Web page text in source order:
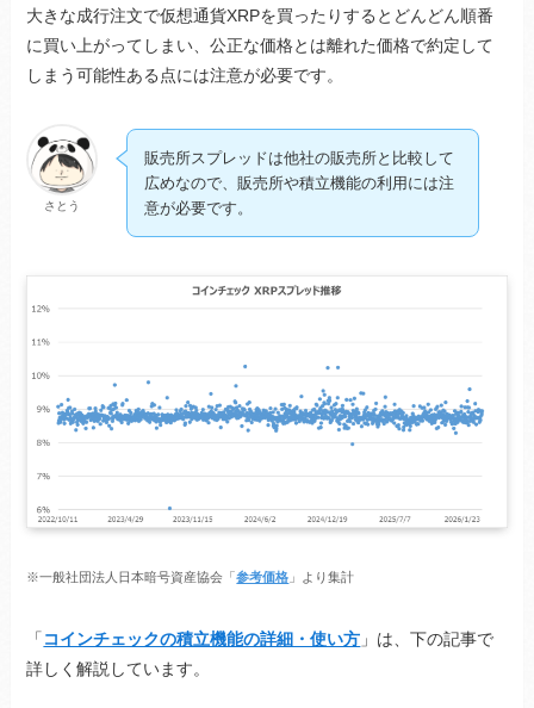
大きな成行注文で仮想通貨XRPを買ったりするとどんどん順番
に買い上がってしまい、公正な価格とは離れた価格で約定して
しまう可能性ある点には注意が必要です。
さとう
販売所スプレッドは他社の販売所と比較して
広めなので、販売所や積立機能の利用には注
意が必要です。
※一般社団法人日本暗号資産協会「参考価格 」より集計
「 コインチェックの積立機能の詳細・使い方 」は、下の記事で
詳しく解説しています。